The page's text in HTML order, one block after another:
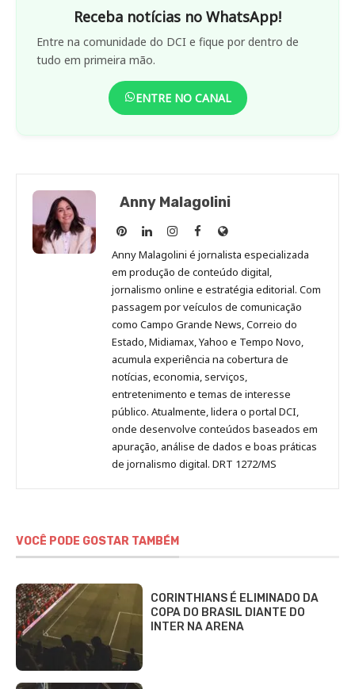
Receba notícias no WhatsApp!
Entre na comunidade do DCI e fique por dentro de
tudo em primeira mão.
ENTRE NO CANAL
Anny Malagolini
Anny
Malagolini
no
Pinterest
Anny
Malagolini
no
LinkedIn
Anny
Malagolini
no
Instagram
Anny
Malagolini
no
Facebook
Site
de
Anny
Malagolini
Anny Malagolini é jornalista especializada
em produção de conteúdo digital,
jornalismo online e estratégia editorial. Com
passagem por veículos de comunicação
como Campo Grande News, Correio do
Estado, Midiamax, Yahoo e Tempo Novo,
acumula experiência na cobertura de
notícias, economia, serviços,
entretenimento e temas de interesse
público. Atualmente, lidera o portal DCI,
onde desenvolve conteúdos baseados em
apuração, análise de dados e boas práticas
de jornalismo digital. DRT 1272/MS
VOCÊ PODE GOSTAR TAMBÉM
CORINTHIANS É ELIMINADO DA
COPA DO BRASIL DIANTE DO
INTER NA ARENA